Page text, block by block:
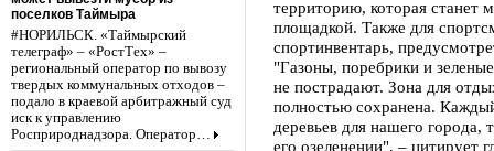
поселков Таймыра
#НОРИЛЬСК. «Таймырский
телеграф» – «РостТех» –
региональный оператор по вывозу
твердых коммунальных отходов –
подало в краевой арбитражный суд
иск к управлению
Росприроднадзора. Оператор…
территорию, которая станет
площадкой. Также для
спортинвентарь,
"Газоны, поребрики и
не пострадают. Зона для
полностью сохранена.
деревьев для нашего города,
его озеленении", – цитирует